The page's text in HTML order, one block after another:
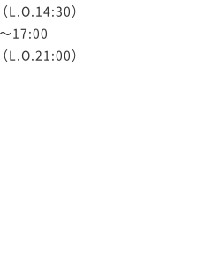
L.O.14:30）
17:00
）